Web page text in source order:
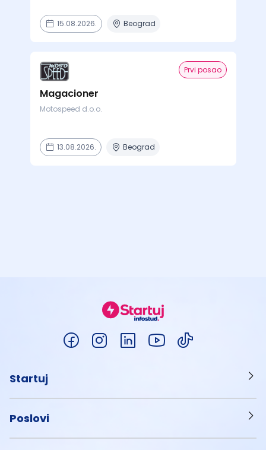
15.08.2026. Beograd
Prvi posao
Magacioner
Motospeed d.o.o.
13.08.2026. Beograd
Startuj
Poslovi